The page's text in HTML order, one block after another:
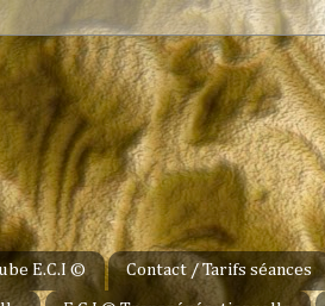
E.C.I © Contact / Tarifs séances